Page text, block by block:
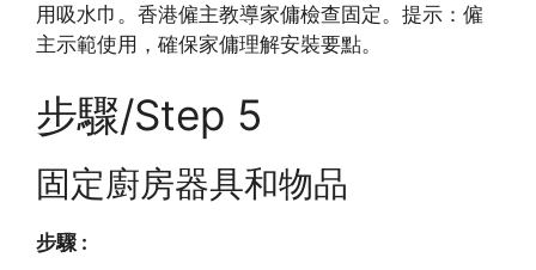
用吸水巾。香港僱主教導家傭檢查固定。提示：僱
主示範使用，確保家傭理解安裝要點。
步驟/Step 5
固定廚房器具和物品
步驟 :